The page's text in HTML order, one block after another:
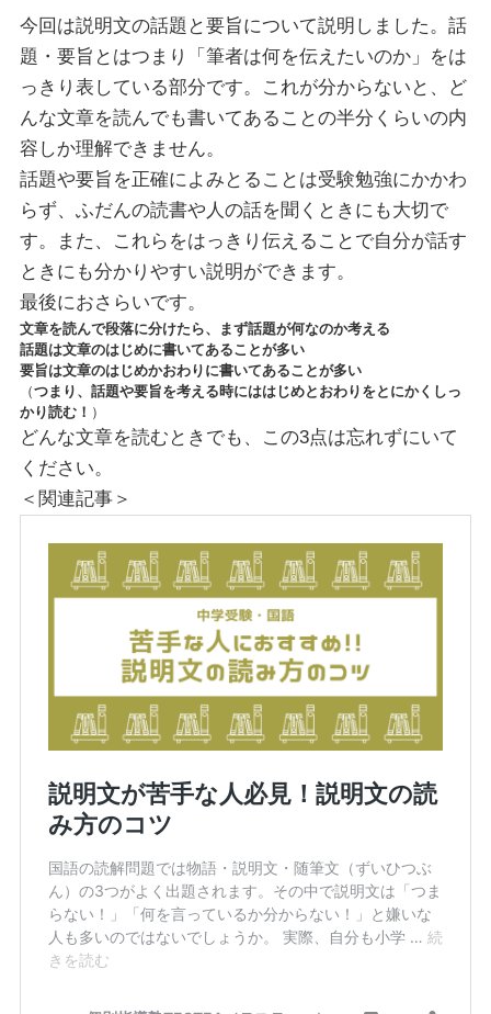
今回は説明文の話題と要旨について説明しました。話
題・要旨とはつまり「筆者は何を伝えたいのか」をは
っきり表している部分です。これが分からないと、ど
んな文章を読んでも書いてあることの半分くらいの内
容しか理解できません。
話題や要旨を正確によみとることは受験勉強にかかわ
らず、ふだんの読書や人の話を聞くときにも大切で
す。また、これらをはっきり伝えることで自分が話す
ときにも分かりやすい説明ができます。
最後におさらいです。
文章を読んで段落に分けたら、まず話題が何なのか考える
話題は文章のはじめに書いてあることが多い
要旨は文章のはじめかおわりに書いてあることが多い
（つまり、話題や要旨を考える時にははじめとおわりをとにかくしっ
かり読む！ ）
どんな文章を読むときでも、この3点は忘れずにいて
ください。
＜関連記事＞